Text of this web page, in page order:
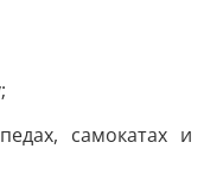
самокатах и